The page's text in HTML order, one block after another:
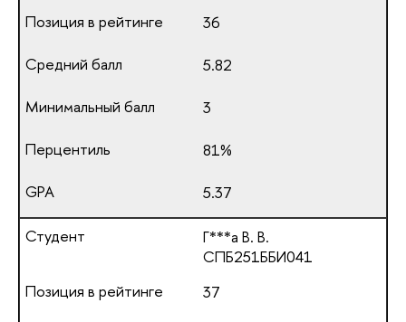
36
5.82
3
81%
5.37
Г***а В. В.
СПБ251ББИ041
37